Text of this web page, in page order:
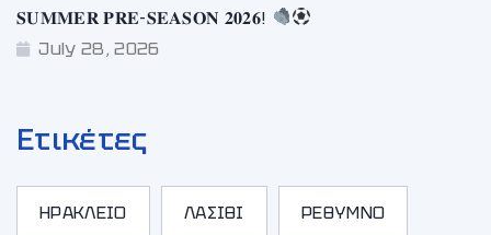
𝐒𝐔𝐌𝐌𝐄𝐑 𝐏𝐑𝐄-𝐒𝐄𝐀𝐒𝐎𝐍 𝟐𝟎𝟐𝟔!
July 28, 2026
Ετικέτες
ΗΡΑΚΛΕΙΟ ΛΑΣΙΘΙ ΡΕΘΥΜΝΟ